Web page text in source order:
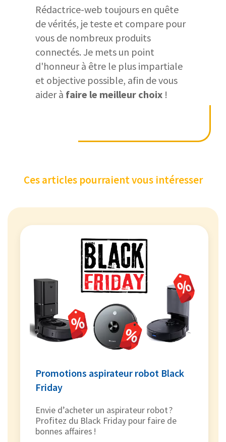
Rédactrice-web toujours en quête
de vérités, je teste et compare pour
vous de nombreux produits
connectés. Je mets un point
d'honneur à être le plus impartiale
et objective possible, afin de vous
aider à faire le meilleur choix !
Ces articles pourraient vous intéresser
Promotions aspirateur robot Black
Friday
Envie d’acheter un aspirateur robot ?
Profitez du Black Friday pour faire de
bonnes affaires !